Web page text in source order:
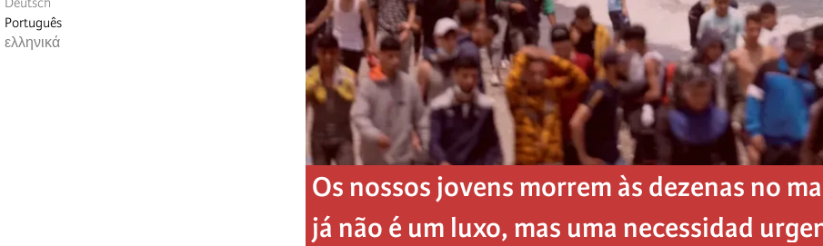
Português
ελληνικά
Os nossos jovens morrem às dezenas no
já não é um luxo, mas uma necessidad